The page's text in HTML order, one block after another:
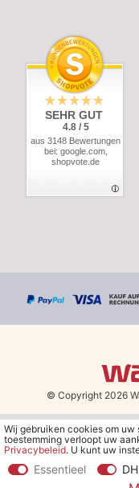
SEHR GUT
4.8 / 5
aus 3148 Bewertungen
bei: google.com,
shopvote.de
© Copyright 2026
*Gratis verzending in
kiezen van de
Wij gebruiken cookies om
toestemming verloopt uw
Privacybeleid. U kunt uw
Essentieel